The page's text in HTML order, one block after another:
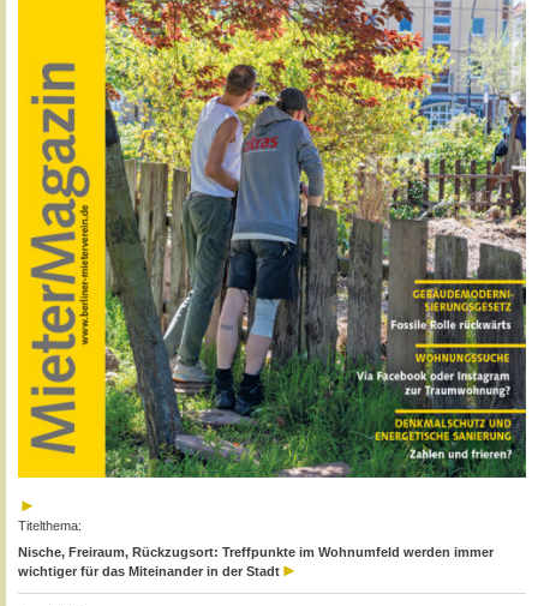
Titelthema:
Nische, Freiraum, Rückzugsort: Treffpunkte im Wohnumfeld werden immer
wichtiger für das Miteinander in der Stadt